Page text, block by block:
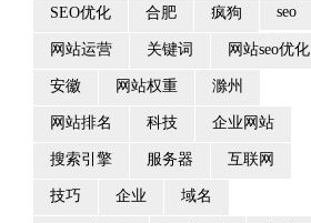
SEO优化 合肥 疯狗 seo
网站运营 关键词 网站seo优化
安徽 网站权重 滁州
网站排名 科技 企业网站
搜索引擎 服务器 互联网
技巧 企业 域名